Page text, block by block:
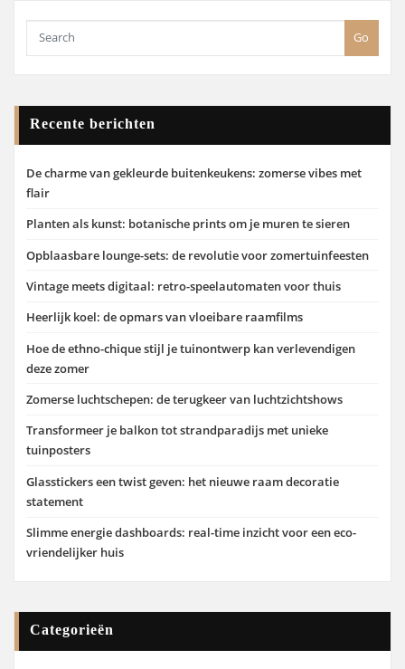
Go
Recente berichten
De charme van gekleurde buitenkeukens: zomerse vibes met
flair
Planten als kunst: botanische prints om je muren te sieren
Opblaasbare lounge-sets: de revolutie voor zomertuinfeesten
Vintage meets digitaal: retro-speelautomaten voor thuis
Heerlijk koel: de opmars van vloeibare raamfilms
Hoe de ethno-chique stijl je tuinontwerp kan verlevendigen
deze zomer
Zomerse luchtschepen: de terugkeer van luchtzichtshows
Transformeer je balkon tot strandparadijs met unieke
tuinposters
Glasstickers een twist geven: het nieuwe raam decoratie
statement
Slimme energie dashboards: real-time inzicht voor een eco-
vriendelijker huis
Categorieën